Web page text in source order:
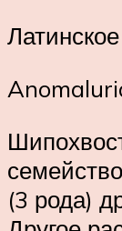
(3 рода)